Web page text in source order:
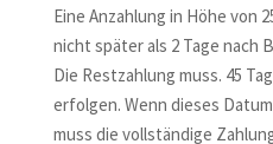
Eine Anzahlung in Höhe von
nicht später als 2 Tage nach
Die Restzahlung muss. 45
erfolgen. Wenn dieses
muss die vollständige